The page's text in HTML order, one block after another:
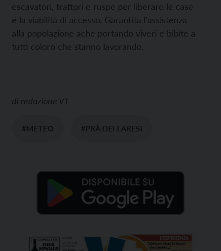
escavatori, trattori e ruspe per liberare le case
e la viabilità di accesso. Garantita l’assistenza
alla popolazione ache portando viveri e bibite a
tutti coloro che stanno lavorando.
di redazione VT
#METEO #PRÀ DEI LARESI